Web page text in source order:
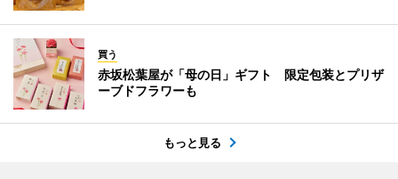
買う
赤坂松葉屋が「母の日」ギフト 限定包装とプリザ
ーブドフラワーも
もっと見る